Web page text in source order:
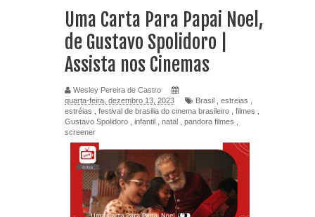
Uma Carta Para Papai Noel,
de Gustavo Spolidoro |
Assista nos Cinemas
Wesley Pereira de Castro
quarta-feira, dezembro 13, 2023
Brasil estreias
estréias
festival de brasilia do cinema brasileiro filmes
Gustavo Spolidoro
infantil natal pandora filmes
screener